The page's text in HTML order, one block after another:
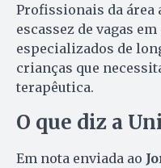
Profissionais da área
escassez de vagas
especializados de
crianças que
terapêutica.
O que diz a
Em nota enviada ao